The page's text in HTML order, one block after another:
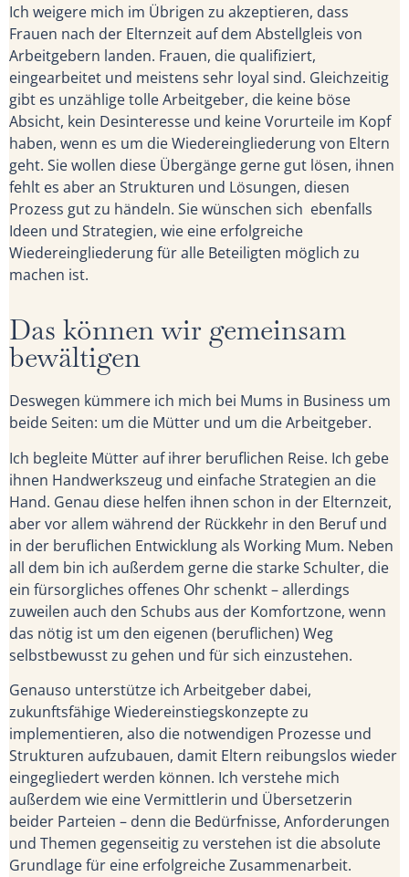
Ich weigere mich im Übrigen zu akzeptieren, dass
Frauen nach der Elternzeit auf dem Abstellgleis von
Arbeitgebern landen. Frauen, die qualifiziert,
eingearbeitet und meistens sehr loyal sind. Gleichzeitig
gibt es unzählige tolle Arbeitgeber, die keine böse
Absicht, kein Desinteresse und keine Vorurteile im Kopf
haben, wenn es um die Wiedereingliederung von Eltern
geht. Sie wollen diese Übergänge gerne gut lösen, ihnen
fehlt es aber an Strukturen und Lösungen, diesen
Prozess gut zu händeln. Sie wünschen sich ebenfalls
Ideen und Strategien, wie eine erfolgreiche
Wiedereingliederung für alle Beteiligten möglich zu
machen ist.
Das können wir gemeinsam
bewältigen
Deswegen kümmere ich mich bei Mums in Business um
beide Seiten: um die Mütter und um die Arbeitgeber.
Ich begleite Mütter auf ihrer beruflichen Reise. Ich gebe
ihnen Handwerkszeug und einfache Strategien an die
Hand. Genau diese helfen ihnen schon in der Elternzeit,
aber vor allem während der Rückkehr in den Beruf und
in der beruflichen Entwicklung als Working Mum. Neben
all dem bin ich außerdem gerne die starke Schulter, die
ein fürsorgliches offenes Ohr schenkt – allerdings
zuweilen auch den Schubs aus der Komfortzone, wenn
das nötig ist um den eigenen (beruflichen) Weg
selbstbewusst zu gehen und für sich einzustehen.
Genauso unterstütze ich Arbeitgeber dabei,
zukunftsfähige Wiedereinstiegskonzepte zu
implementieren, also die notwendigen Prozesse und
Strukturen aufzubauen, damit Eltern reibungslos wieder
eingegliedert werden können. Ich verstehe mich
außerdem wie eine Vermittlerin und Übersetzerin
beider Parteien – denn die Bedürfnisse, Anforderungen
und Themen gegenseitig zu verstehen ist die absolute
Grundlage für eine erfolgreiche Zusammenarbeit.